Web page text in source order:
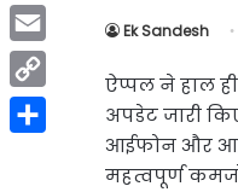
Ek Sandesh
ऐप्पल ने हाल
अपडेट जारी
आईफोन और
महत्वपूर्ण
WhatsApp
Email
Copy
Link